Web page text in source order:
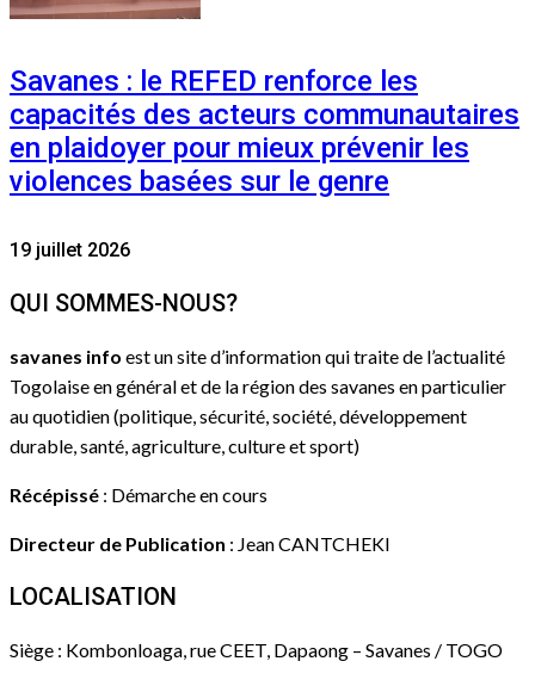
Savanes : le REFED renforce les
capacités des acteurs communautaires
en plaidoyer pour mieux prévenir les
violences basées sur le genre
19 juillet 2026
QUI SOMMES-NOUS?
savanes info est un site d’information qui traite de l’actualité
Togolaise en général et de la région des savanes en particulier
au quotidien (politique, sécurité, société, développement
durable, santé, agriculture, culture et sport)
Récépissé : Démarche en cours
Directeur de Publication : Jean CANTCHEKI
LOCALISATION
Siège : Kombonloaga, rue CEET, Dapaong – Savanes / TOGO